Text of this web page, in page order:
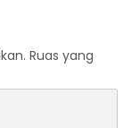
Ruas yang